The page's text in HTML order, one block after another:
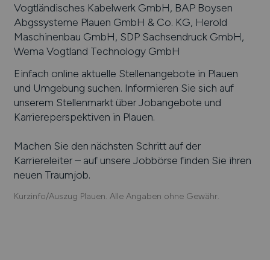
Vogtländisches Kabelwerk GmbH, BAP Boysen
Abgssysteme Plauen GmbH & Co. KG, Herold
Maschinenbau GmbH, SDP Sachsendruck GmbH,
Wema Vogtland Technology GmbH
Einfach online aktuelle Stellenangebote in Plauen
und Umgebung suchen. Informieren Sie sich auf
unserem Stellenmarkt über Jobangebote und
Karriereperspektiven in Plauen.
Machen Sie den nächsten Schritt auf der
Karriereleiter – auf unsere Jobbörse finden Sie ihren
neuen Traumjob.
Kurzinfo/Auszug Plauen. Alle Angaben ohne Gewähr.